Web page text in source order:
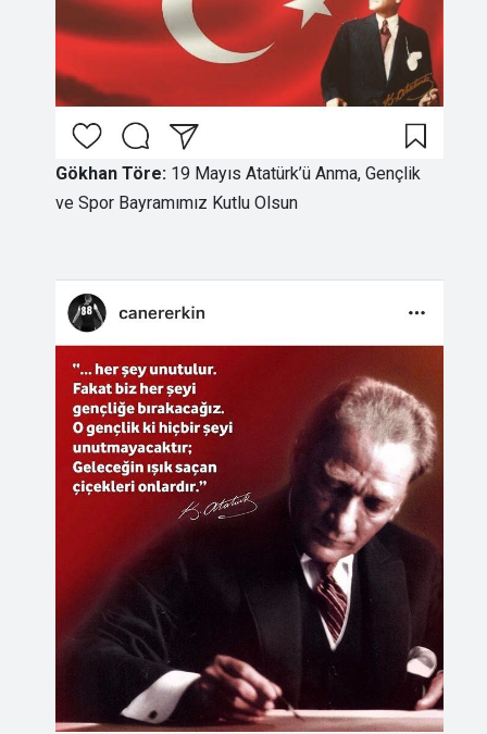
Gökhan Töre: 19 Mayıs Atatürk’ü Anma, Gençlik
ve Spor Bayramımız Kutlu Olsun